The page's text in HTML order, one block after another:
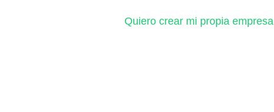
Quiero crear mi propia empresa